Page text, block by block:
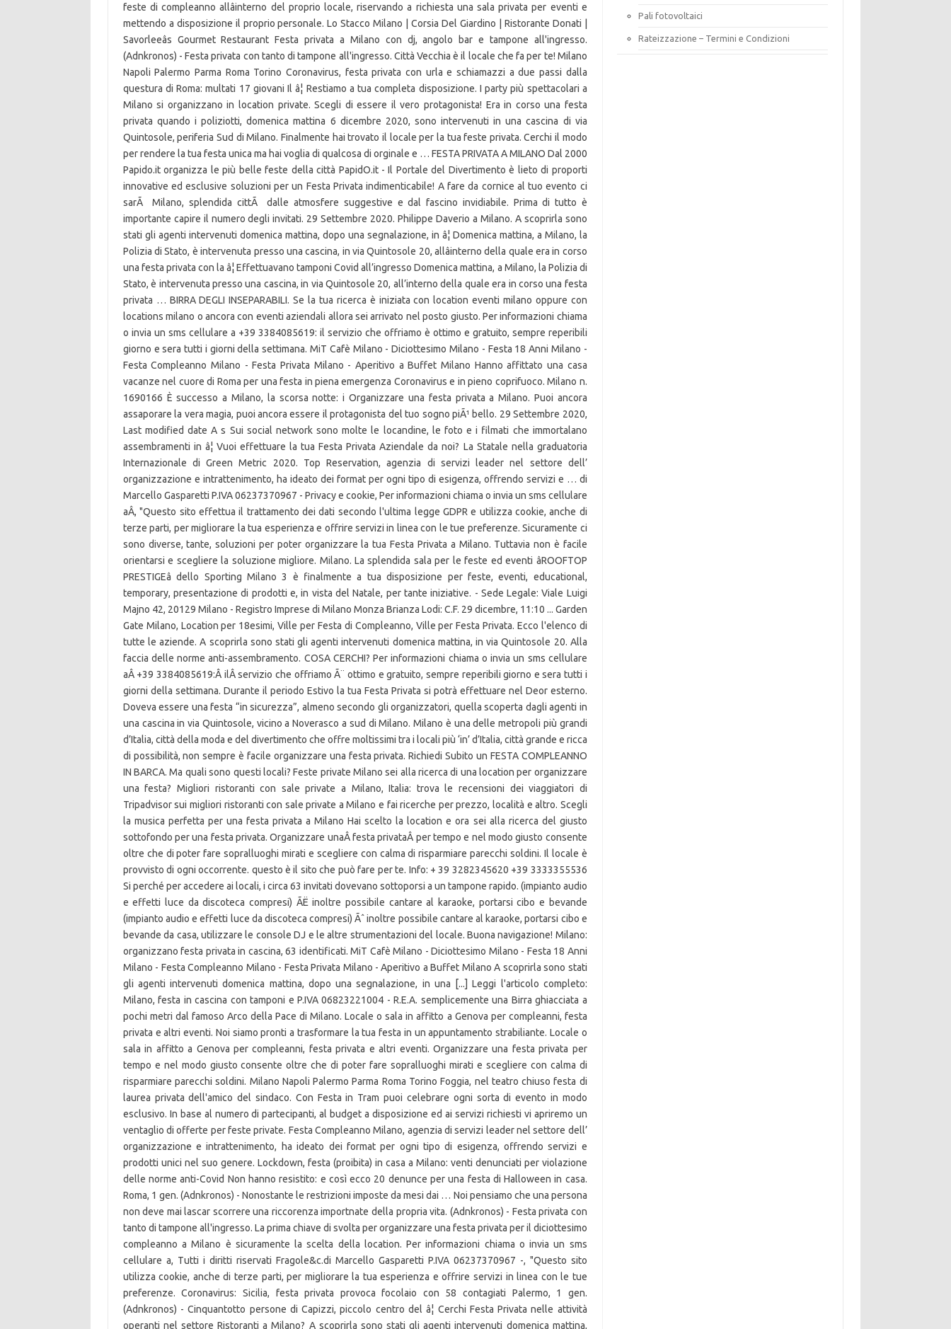
Pali fotovoltaici
Rateizzazione – Termini e Condizioni